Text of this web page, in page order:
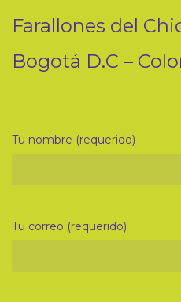
Farallones del
Bogotá D.C –
Tu nombre (requerido)
Tu correo (requerido)